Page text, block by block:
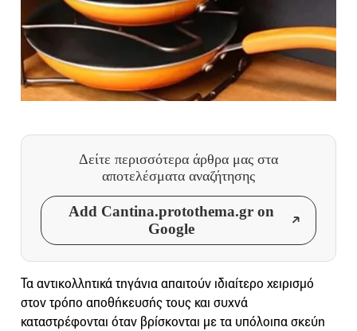
Δείτε περισσότερα άρθρα μας στα
αποτελέσματα αναζήτησης
Add Cantina.protothema.gr on
Google
Τα αντικολλητικά τηγάνια απαιτούν ιδιαίτερο χειρισμό
στον τρόπο αποθήκευσής τους και συχνά
καταστρέφονται όταν βρίσκονται με τα υπόλοιπα σκεύη